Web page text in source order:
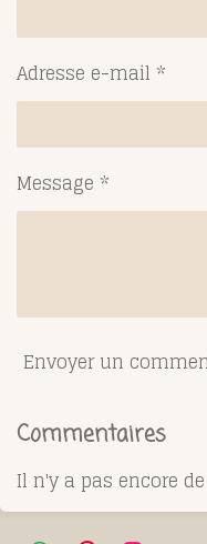
Adresse e-mail *
Message *
Envoyer un
Commentaires
Il n'y a pas encore